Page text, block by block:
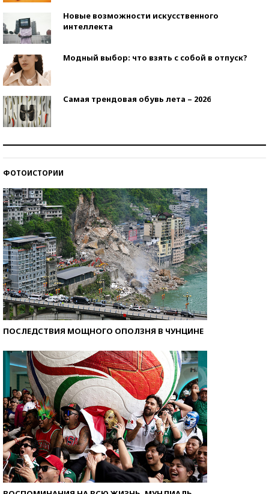
Новые возможности искусственного
интеллекта
Модный выбор: что взять с собой в отпуск?
Самая трендовая обувь лета – 2026
ФОТОИСТОРИИ
ПОСЛЕДСТВИЯ МОЩНОГО ОПОЛЗНЯ В ЧУНЦИНЕ